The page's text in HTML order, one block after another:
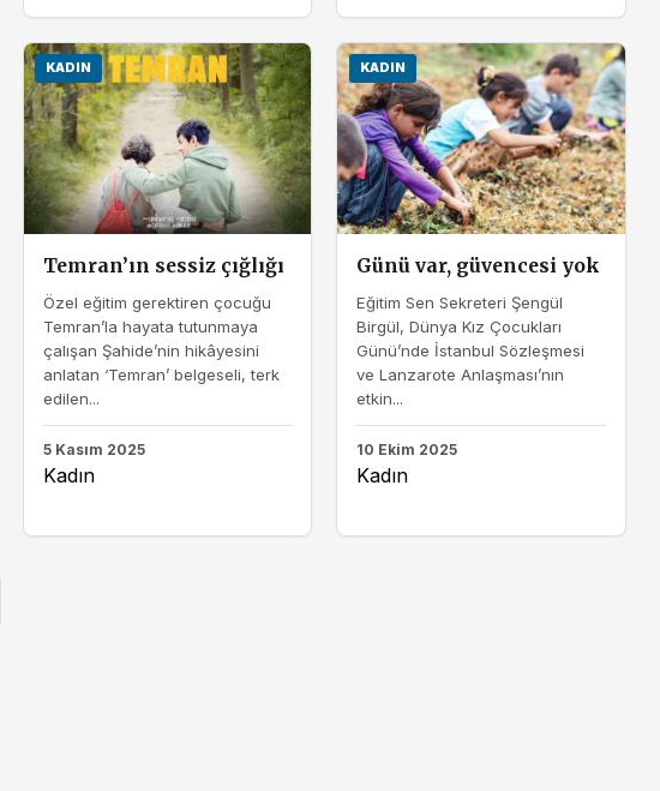
KADIN
Temran’ın sessiz çığlığı
Özel eğitim gerektiren çocuğu
Temran’la hayata tutunmaya
çalışan Şahide’nin hikâyesini
anlatan ‘Temran’ belgeseli, terk
edilen...
5 Kasım 2025
Kadın
KADIN
Günü var, güvencesi yok
Eğitim Sen Sekreteri Şengül
Birgül, Dünya Kız Çocukları
Günü’nde İstanbul Sözleşmesi
ve Lanzarote Anlaşması’nın
etkin...
10 Ekim 2025
Kadın